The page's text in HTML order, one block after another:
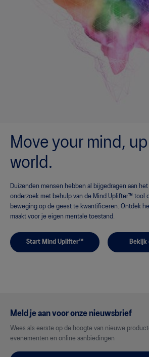
Move your mind,
world.
Duizenden mensen hebben al bijgedragen aan
onderzoek met behulp van de Mind Uplifter™ tool
beweging op de geest te kwantificeren. Ontdek
maakt voor je eigen mentale toestand.
Start Mind Uplifter™ Bekijk
Meld je aan voor onze nieuwsbrief
Wees als eerste op de hoogte van nieuwe
evenementen en online aanbiedingen